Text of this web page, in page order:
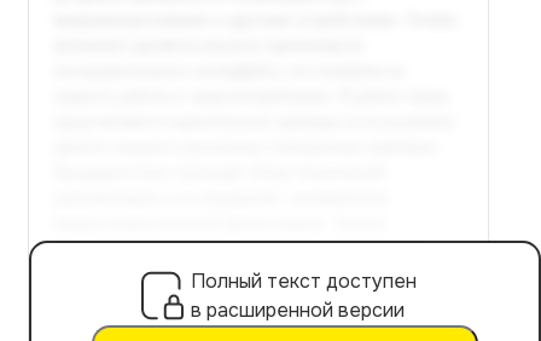
Полный текст доступен
в расширенной версии